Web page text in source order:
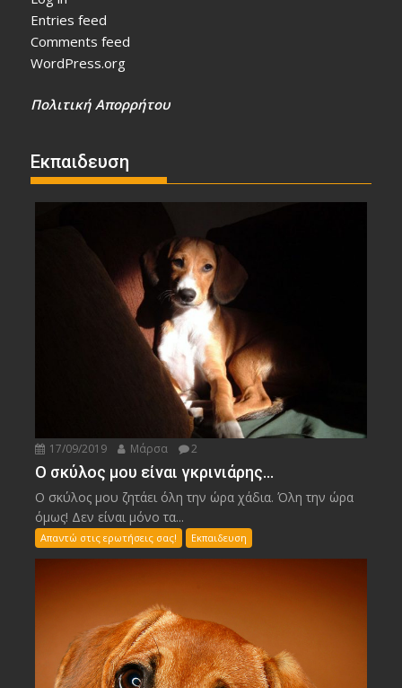
Entries feed
Comments feed
WordPress.org
Πολιτική Απορρήτου
Εκπαιδευση
17/09/2019 Μάρσα 2
Ο σκύλος μου είναι γκρινιάρης…
Ο σκύλος μου ζητάει όλη την ώρα χάδια. Όλη την ώρα
όμως! Δεν είναι μόνο τα...
Απαντώ στις ερωτήσεις σας! Εκπαιδευση